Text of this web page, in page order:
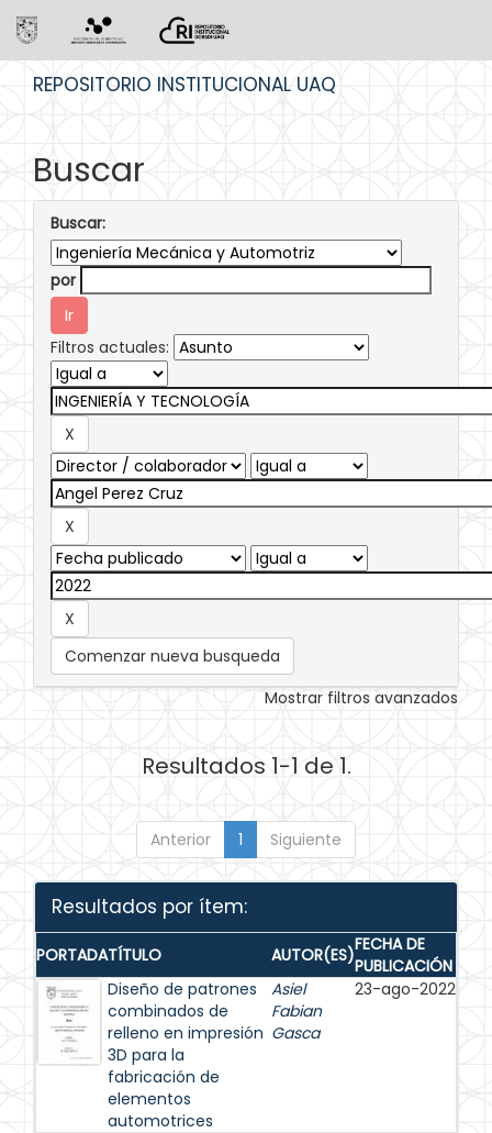
REPOSITORIO INSTITUCIONAL UAQ
Buscar
Buscar:
por
Filtros actuales:
Comenzar nueva busqueda
Mostrar filtros avanzados
Resultados 1-1 de 1.
Anterior 1 Siguiente
Resultados por ítem:
PORTADATÍTULO AUTOR(ES)FECHA DE
PUBLICACIÓN
Diseño de patrones
combinados de
relleno en impresión
3D para la
fabricación de
elementos
automotrices
Asiel
Fabian
Gasca
23-ago-2022